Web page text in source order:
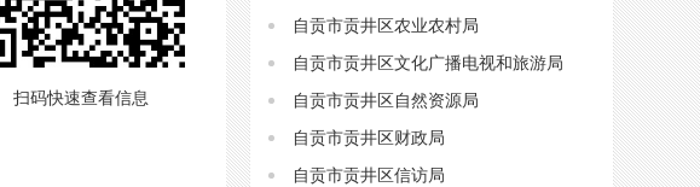
扫码快速查看信息
自贡市贡井区农业农村局
自贡市贡井区文化广播电视和旅游局
自贡市贡井区自然资源局
自贡市贡井区财政局
自贡市贡井区信访局